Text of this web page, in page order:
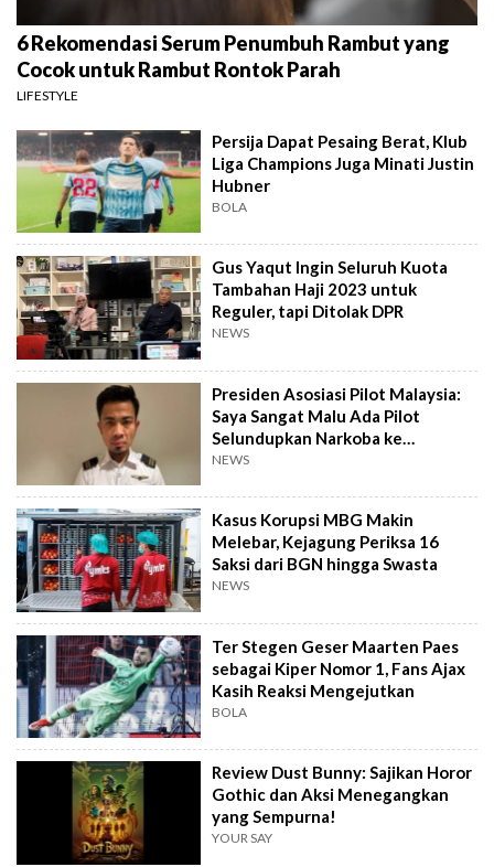
6 Rekomendasi Serum Penumbuh Rambut yang
Cocok untuk Rambut Rontok Parah
LIFESTYLE
Persija Dapat Pesaing Berat, Klub
Liga Champions Juga Minati Justin
Hubner
BOLA
Gus Yaqut Ingin Seluruh Kuota
Tambahan Haji 2023 untuk
Reguler, tapi Ditolak DPR
NEWS
Presiden Asosiasi Pilot Malaysia:
Saya Sangat Malu Ada Pilot
Selundupkan Narkoba ke
Indonesia
NEWS
Kasus Korupsi MBG Makin
Melebar, Kejagung Periksa 16
Saksi dari BGN hingga Swasta
NEWS
Ter Stegen Geser Maarten Paes
sebagai Kiper Nomor 1, Fans Ajax
Kasih Reaksi Mengejutkan
BOLA
Review Dust Bunny: Sajikan Horor
Gothic dan Aksi Menegangkan
yang Sempurna!
YOUR SAY